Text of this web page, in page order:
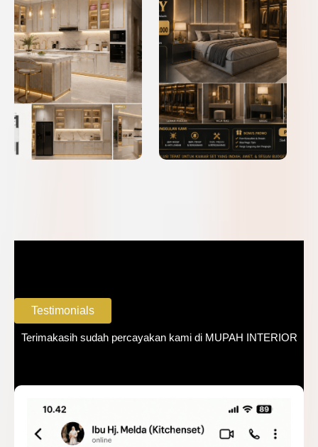
Testimonials
Terimakasih sudah percayakan kami di MUPAH INTERIOR